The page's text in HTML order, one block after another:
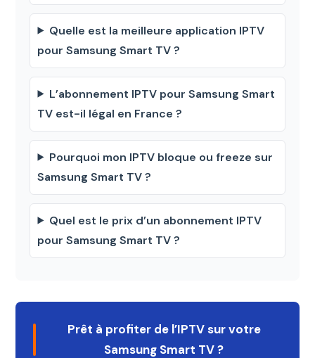
Quelle est la meilleure application IPTV
pour Samsung Smart TV ?
L’abonnement IPTV pour Samsung Smart
TV est-il légal en France ?
Pourquoi mon IPTV bloque ou freeze sur
Samsung Smart TV ?
Quel est le prix d’un abonnement IPTV
pour Samsung Smart TV ?
Prêt à profiter de l’IPTV sur votre
Samsung Smart TV ?